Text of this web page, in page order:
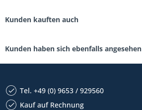
Kunden kauften auch
Kunden haben sich ebenfalls angesehen
Tel. +49 (0) 9653 / 929560
Kauf auf Rechnung